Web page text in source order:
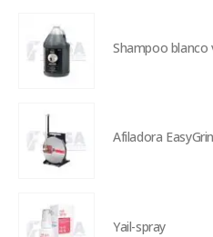
Shampoo blanco
Afiladora
Yail-spray